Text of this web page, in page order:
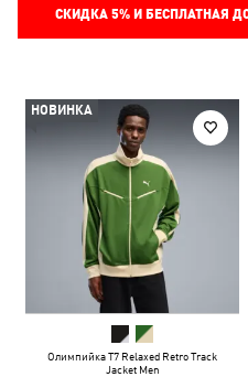
СКИДКА 5%И БЕСПЛАТНАЯ
НОВИНКА
Олимпийка T7 Relaxed Retro Track
Jacket Men